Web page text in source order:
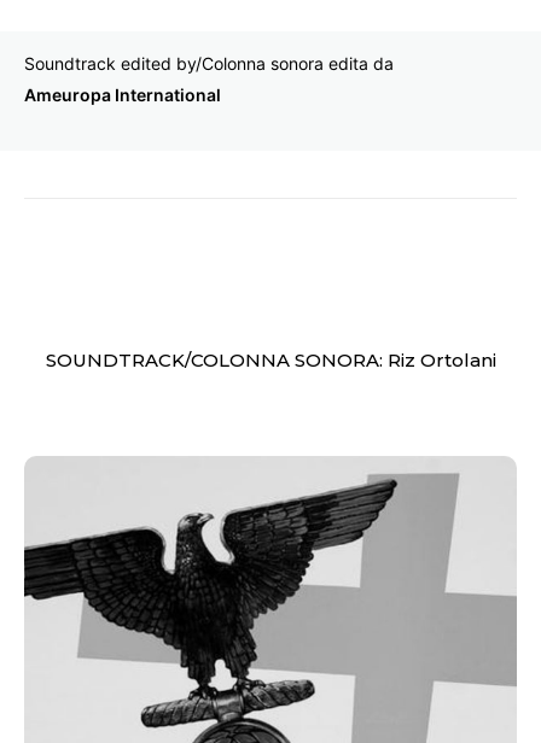
Soundtrack edited by/Colonna sonora edita da
Ameuropa International
SOUNDTRACK/COLONNA SONORA: Riz Ortolani